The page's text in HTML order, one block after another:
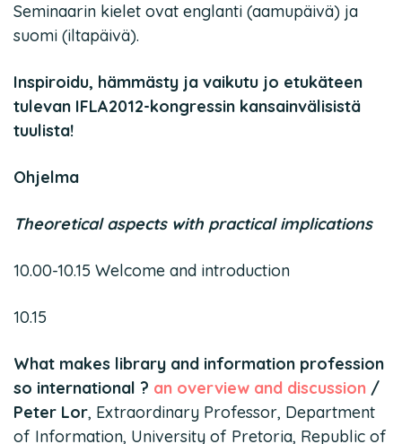
Seminaarin kielet ovat englanti (aamupäivä) ja
suomi (iltapäivä).
Inspiroidu, hämmästy ja vaikutu jo etukäteen
tulevan IFLA2012-kongressin kansainvälisistä
tuulista!
Ohjelma
Theoretical aspects with practical implications
10.00-10.15 Welcome and introduction
10.15
What makes library and information profession
so international ? an overview and discussion /
Peter Lor, Extraordinary Professor, Department
of Information, University of Pretoria, Republic of